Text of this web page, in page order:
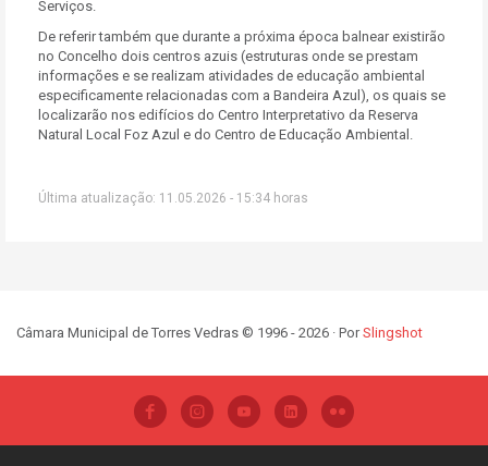
Serviços.
De referir também que durante a próxima época balnear existirão
no Concelho dois centros azuis (estruturas onde se prestam
informações e se realizam atividades de educação ambiental
especificamente relacionadas com a Bandeira Azul), os quais se
localizarão nos edifícios do Centro Interpretativo da Reserva
Natural Local Foz Azul e do Centro de Educação Ambiental.
Última atualização: 11.05.2026 - 15:34 horas
Câmara Municipal de Torres Vedras © 1996 - 2026 · PorSlingshot